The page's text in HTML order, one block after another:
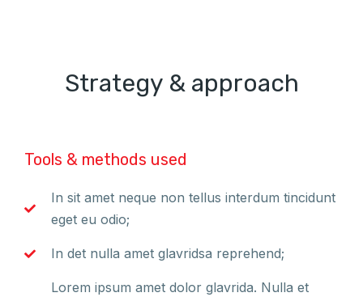
Strategy & approach
Tools & methods used
In sit amet neque non tellus interdum tincidunt
eget eu odio;
In det nulla amet glavridsa reprehend;
Lorem ipsum amet dolor glavrida. Nulla et